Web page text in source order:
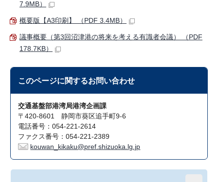
7.9MB）
概要版【A3印刷】 （PDF 3.4MB）
議事概要（第3回沼津港の将来を考える有識者会議） （PDF
178.7KB）
このページに関するお問い合わせ
交通基盤部港湾局港湾企画課
〒420-8601 静岡市葵区追手町9-6
電話番号：054-221-2614
ファクス番号：054-221-2389
kouwan_kikaku@pref.shizuoka.lg.jp